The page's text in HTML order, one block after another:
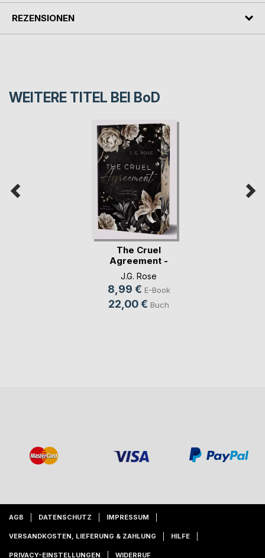
REZENSIONEN
WEITERE TITEL BEI BoD
The Cruel
Agreement -
Gestohlen vo(...)
J.G. Rose
8,99 € E-Book
22,00 € Buch
AGB DATENSCHUTZ IMPRESSUM
VERSANDKOSTEN, LIEFERUNG & ZAHLUNG HILFE
PRIVACY-EINSTELLUNGEN WIDERRUF